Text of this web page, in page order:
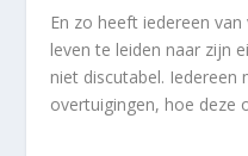
En zo heeft iedereen
leven te leiden naar zijn
niet discutabel. Iedereen
overtuigingen, hoe deze